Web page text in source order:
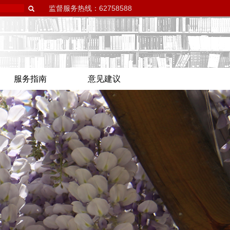
监督服务热线：62758588
服务指南 意见建议